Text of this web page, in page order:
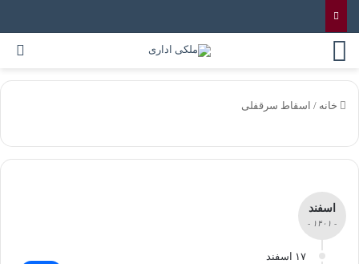
خانه / اسقاط سرقفلی
اسفند
- ۱۴۰۱ -
۱۷ اسفند